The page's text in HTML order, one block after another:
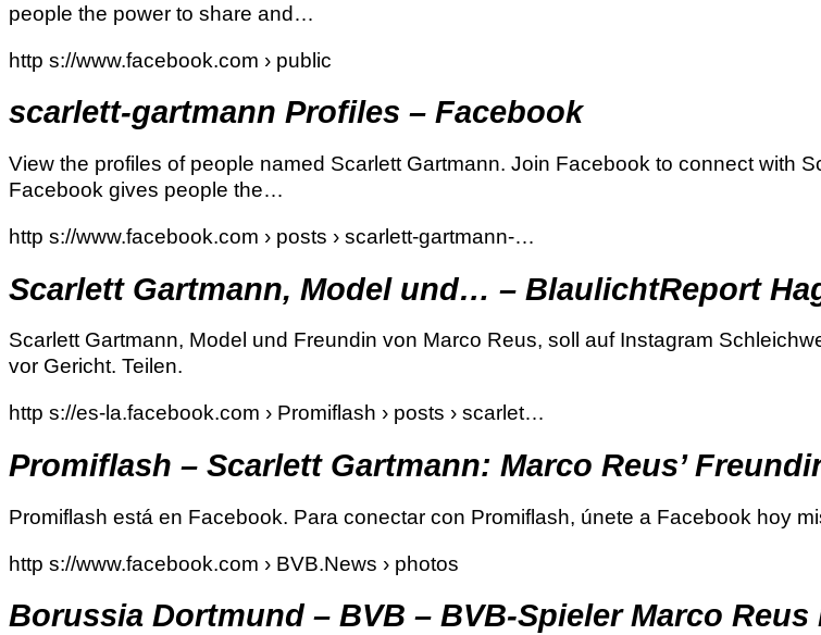
people the power to share and…
http s://www.facebook.com › public
scarlett-gartmann Profiles – Facebook
View the profiles of people named Scarlett Gartmann. Join Facebook to connect with
Facebook gives people the…
http s://www.facebook.com › posts › scarlett-gartmann-…
Scarlett Gartmann, Model und… – BlaulichtReport
Scarlett Gartmann, Model und Freundin von Marco Reus, soll auf Instagram
vor Gericht. Teilen.
http s://es-la.facebook.com › Promiflash › posts › scarlet…
Promiflash – Scarlett Gartmann: Marco Reus’
Promiflash está en Facebook. Para conectar con Promiflash, únete a Facebook hoy
http s://www.facebook.com › BVB.News › photos
Borussia Dortmund – BVB – BVB-Spieler Marco